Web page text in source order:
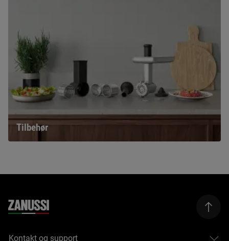
Tilbehør
Kontakt og support